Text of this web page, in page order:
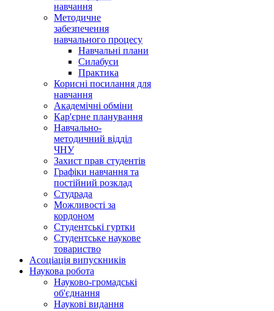
навчання
Методичне
забезпечення
навчального процесу
Навчальні плани
Силабуси
Практика
Корисні посилання для
навчання
Академічні обміни
Кар'єрне планування
Навчально-
методичний відділ
ЧНУ
Захист прав студентів
Графіки навчання та
постійний розклад
Студрада
Можливості за
кордоном
Студентські гуртки
Студентське наукове
товариство
Асоціація випускників
Наукова робота
Науково-громадські
об'єднання
Наукові видання